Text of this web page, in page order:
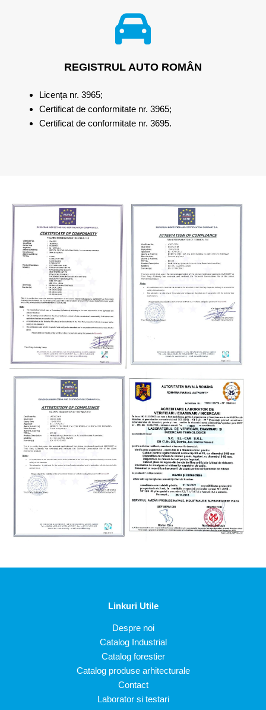
REGISTRUL AUTO ROMÂN
Licența nr. 3965;
Certificat de conformitate nr. 3965;
Certificat de conformitate nr. 3695.
Linkuri Utile
Despre noi
Catalog Industrial
Catalog forestier
Catalog produse arhitecturale
Contact
Laborator si testari